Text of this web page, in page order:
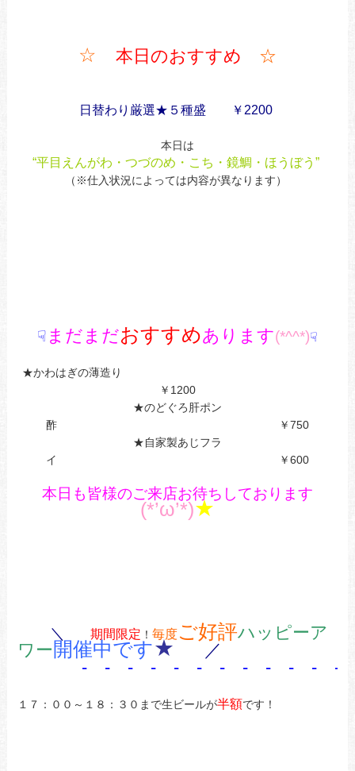
☆ 本日のおすすめ ☆
日替わり厳選★５種盛 ￥2200
本日は
“平目えんがわ・つづのめ・こち・鏡鯛・ほうぼう”
（※仕入状況によっては内容が異なります）
☟ まだまだおすすめあります(*^^*)☟
★かわはぎの薄造り
￥1200
★のどぐろ肝ポン
酢 ￥750
★自家製あじフラ
イ ￥600
本日も皆様のご来店お待ちしております
(*’ω’*)★
＼ 期間限定 ！ 毎度ご好評ハッピーア
ワー 開催中です★
／
- - - - - - - - - - - -
１７：００～１８：３０まで生ビールが半額です！